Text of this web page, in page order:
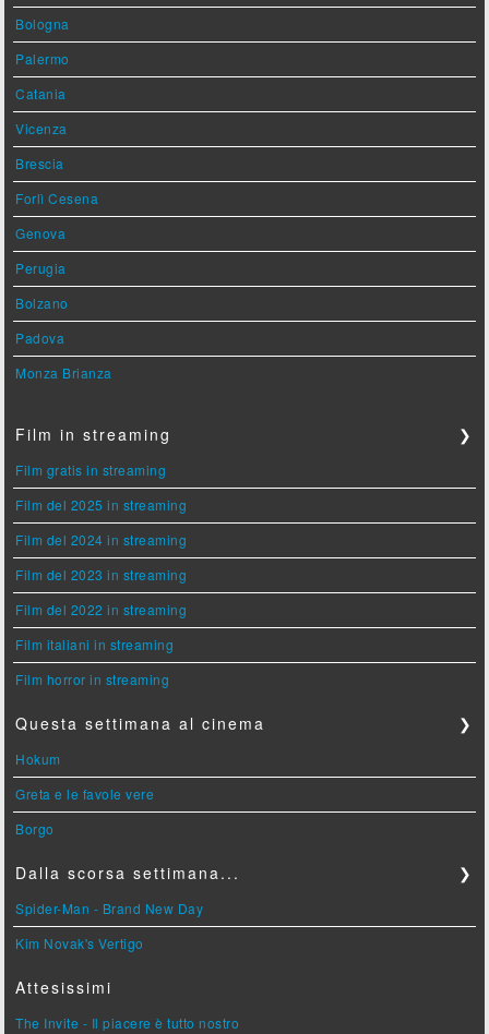
Bologna
Palermo
Catania
Vicenza
Brescia
Forlì Cesena
Genova
Perugia
Bolzano
Padova
Monza Brianza
Film in streaming ❯
Film gratis in streaming
Film del 2025 in streaming
Film del 2024 in streaming
Film del 2023 in streaming
Film del 2022 in streaming
Film italiani in streaming
Film horror in streaming
Questa settimana al cinema ❯
Hokum
Greta e le favole vere
Borgo
Dalla scorsa settimana... ❯
Spider-Man - Brand New Day
Kim Novak's Vertigo
Attesissimi
The Invite - Il piacere è tutto nostro